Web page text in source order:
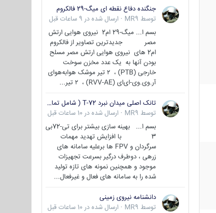
جنگنده دفاع نقطه ای میگ-29 فالکروم
توسط MR9
· ارسال شده در 9 ساعات قبل
بسم ا... میگ-29 ام2 نیروی هوایی ارتش
مصر جدیدترین تصاویر از فالکروم
ام2 های نیروی هوایی ارتش مصر مسلح
بودن آنها به یک عدد مخزن سوخت
خارجی (PTB) ، ۲ تیر موشک هوابه‌هوای
آر.وی.وی-ای‌ای (RVV-AE) ، ۲ تیر...
تانک اصلی میدان نبرد T-72 ( شامل تمامی گونه ها )
توسط MR9
· ارسال شده در 10 ساعات قبل
بسم ا... بهینه سازی بیشتر برای تی-72بی
3 با افزایش تهدید مهمات
سرگردان و FPV ها برعلیه سامانه های
زرهی ، دوطرف درگیر بسرعت تجهیزات
موجود و همچنین نمونه های تازه تولید
شده را به سامانه های فعال و غیرفعال...
دانشنامه نیروی زمینی
توسط MR9
· ارسال شده در 10 ساعات قبل